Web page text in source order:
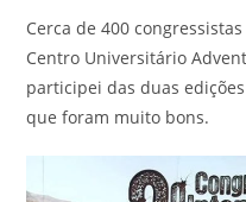
Cerca de 400
Centro Universitário
participei das duas
que foram muito bons.